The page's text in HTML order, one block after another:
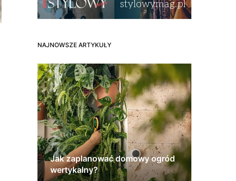
NAJNOWSZE ARTYKUŁY
Jak zaplanować domowy ogród
wertykalny?